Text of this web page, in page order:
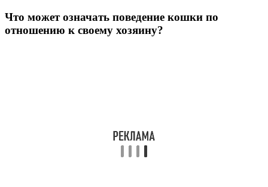
Что может означать поведение кошки по
отношению к своему хозяину?